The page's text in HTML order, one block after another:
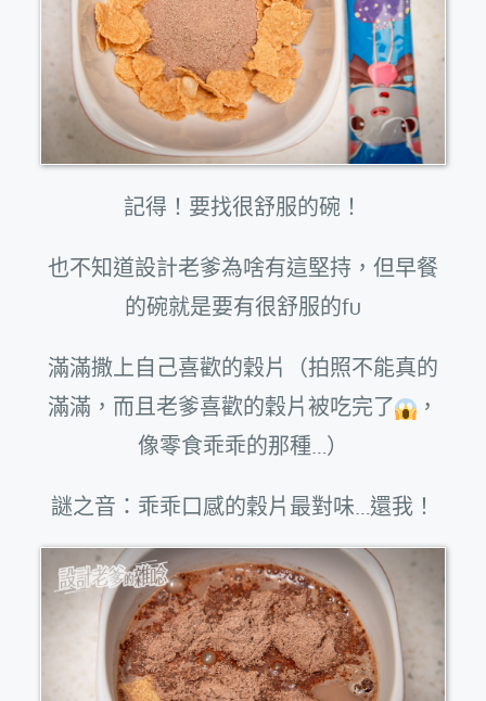
記得！要找很舒服的碗！
也不知道設計老爹為啥有這堅持，但早餐
的碗就是要有很舒服的fu
滿滿撒上自己喜歡的穀片（拍照不能真的
滿滿，而且老爹喜歡的穀片被吃完了
，
像零食乖乖的那種…）
謎之音：乖乖口感的穀片最對味…還我！